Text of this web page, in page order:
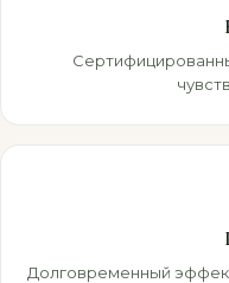
Долговременный